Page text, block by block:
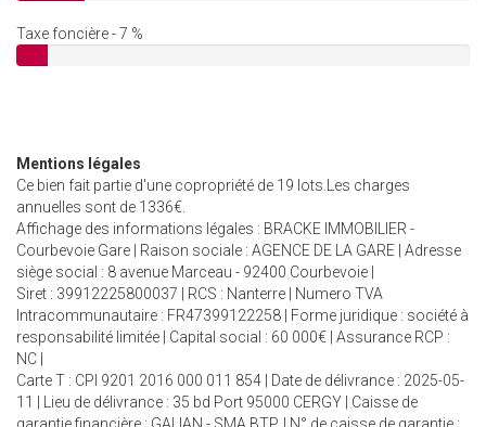
Taxe foncière - 7 %
Mentions légales
Ce bien fait partie d'une copropriété de 19 lots.Les charges
annuelles sont de 1336€.
Affichage des informations légales : BRACKE IMMOBILIER -
Courbevoie Gare | Raison sociale : AGENCE DE LA GARE | Adresse
siège social : 8 avenue Marceau - 92400 Courbevoie |
Siret : 39912225800037 | RCS : Nanterre | Numero TVA
Intracommunautaire : FR47399122258 | Forme juridique : société à
responsabilité limitée | Capital social : 60 000€ | Assurance RCP :
NC |
Carte T : CPI 9201 2016 000 011 854 | Date de délivrance : 2025-05-
11 | Lieu de délivrance : 35 bd Port 95000 CERGY | Caisse de